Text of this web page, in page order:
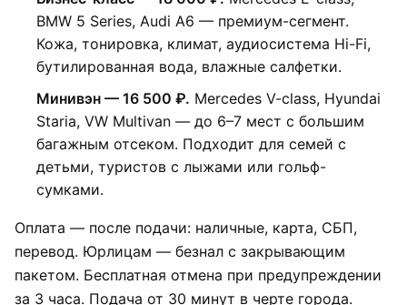
BMW 5 Series, Audi A6 — премиум-сегмент.
Кожа, тонировка, климат, аудиосистема Hi-Fi,
бутилированная вода, влажные салфетки.
Минивэн — 16 500 ₽. Mercedes V-class, Hyundai
Staria, VW Multivan — до 6–7 мест с большим
багажным отсеком. Подходит для семей с
детьми, туристов с лыжами или гольф-
сумками.
Оплата — после подачи: наличные, карта, СБП,
перевод. Юрлицам — безнал с закрывающим
пакетом. Бесплатная отмена при предупреждении
за 3 часа. Подача от 30 минут в черте города.